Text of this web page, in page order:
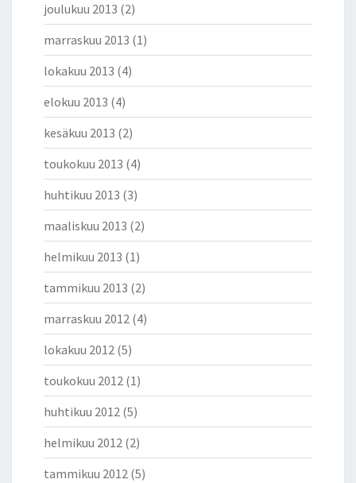
joulukuu 2013 (2)
marraskuu 2013 (1)
lokakuu 2013 (4)
elokuu 2013 (4)
kesäkuu 2013 (2)
toukokuu 2013 (4)
huhtikuu 2013 (3)
maaliskuu 2013 (2)
helmikuu 2013 (1)
tammikuu 2013 (2)
marraskuu 2012 (4)
lokakuu 2012 (5)
toukokuu 2012 (1)
huhtikuu 2012 (5)
helmikuu 2012 (2)
tammikuu 2012 (5)